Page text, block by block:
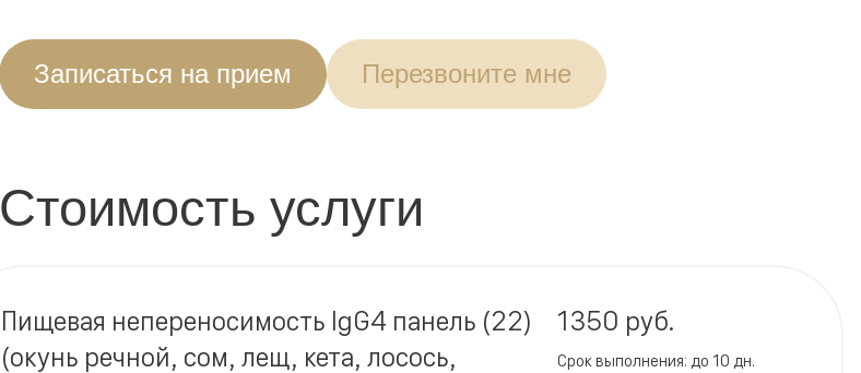
Записаться на прием Перезвоните мне
Стоимость услуги
Пищевая непереносимость IgG4 панель (22)
(окунь речной, сом, лещ, кета, лосось,
1350 руб.
Срок выполнения: до 10 дн.